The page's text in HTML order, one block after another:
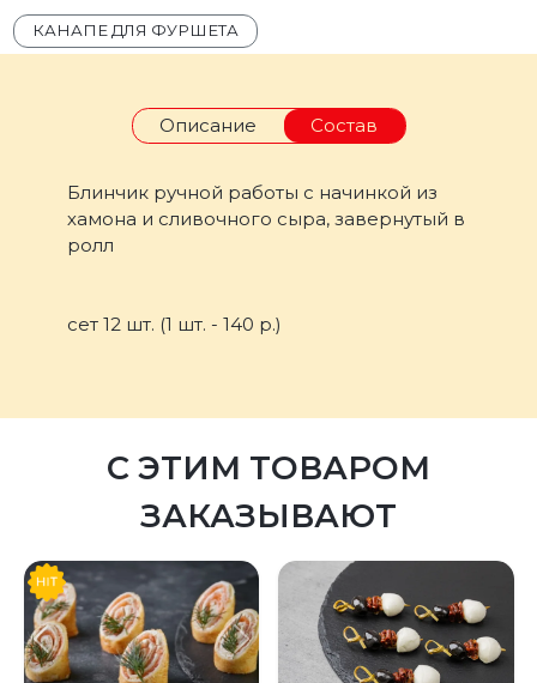
КАНАПЕ ДЛЯ ФУРШЕТА
Описание Состав
Блинчик ручной работы с начинкой из
хамона и сливочного сыра, завернутый в
ролл
сет 12 шт. (1 шт. - 140 р.)
С ЭТИМ ТОВАРОМ
ЗАКАЗЫВАЮТ
Предыдущий Следующий